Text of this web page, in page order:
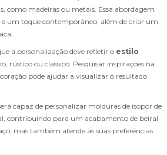
como madeiras ou metais. Essa abordagem
e um toque contemporâneo, além de criar um
a personalização deve refletir o estilo
rústico ou clássico. Pesquisar inspirações na
pode ajudar a visualizar o resultado
capaz de personalizar molduras de isopor de
contribuindo para um acabamento de beiral
mas também atende às suas preferências